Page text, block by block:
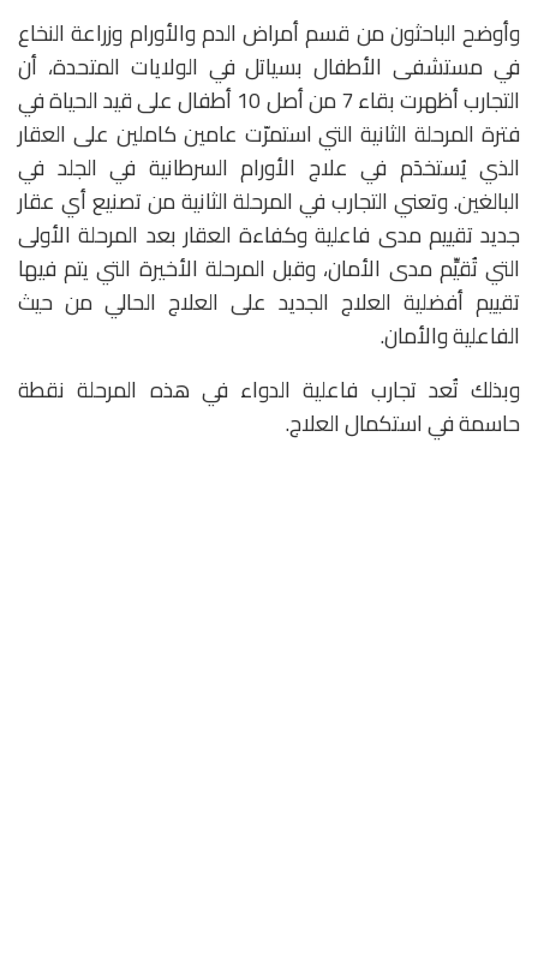
وأوضح الباحثون من قسم أمراض الدم والأورام وزراعة النخاع
في مستشفى الأطفال بسياتل في الولايات المتحدة، أن
التجارب أظهرت بقاء 7 من أصل 10 أطفال على قيد الحياة في
فترة المرحلة الثانية التي استمرّت عامين كاملين على العقار
الذي يُستخدَم في علاج الأورام السرطانية في الجلد في
البالغين. وتعني التجارب في المرحلة الثانية من تصنيع أي عقار
جديد تقييم مدى فاعلية وكفاءة العقار بعد المرحلة الأولى
التي تُقيِّم مدى الأمان، وقبل المرحلة الأخيرة التي يتم فيها
تقييم أفضلية العلاج الجديد على العلاج الحالي من حيث
الفاعلية والأمان.
وبذلك تُعد تجارب فاعلية الدواء في هذه المرحلة نقطة
حاسمة في استكمال العلاج.